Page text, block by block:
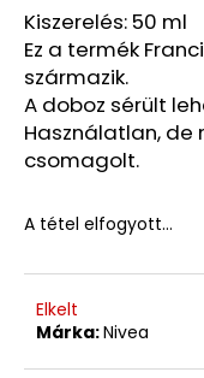
Kiszerelés: 50 ml
Ez a termék
származik.
A doboz sérült
Használatlan,
csomagolt.
A tétel elfogyott…
Elkelt
Márka:Nivea
3
740
Ft
Korábbi:
6
870
Ft